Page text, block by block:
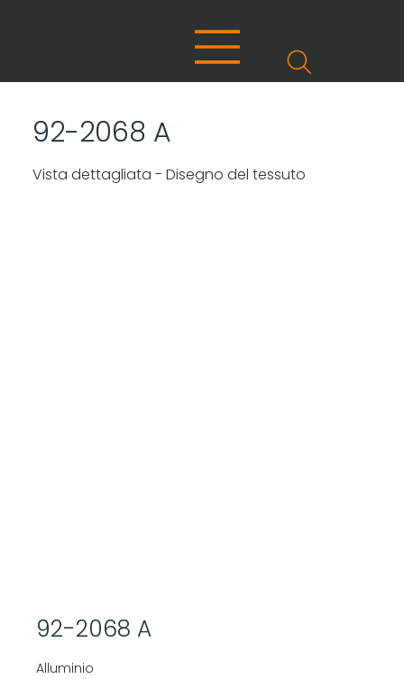
92-2068 A
Vista dettagliata - Disegno del tessuto
92-2068 A
Alluminio